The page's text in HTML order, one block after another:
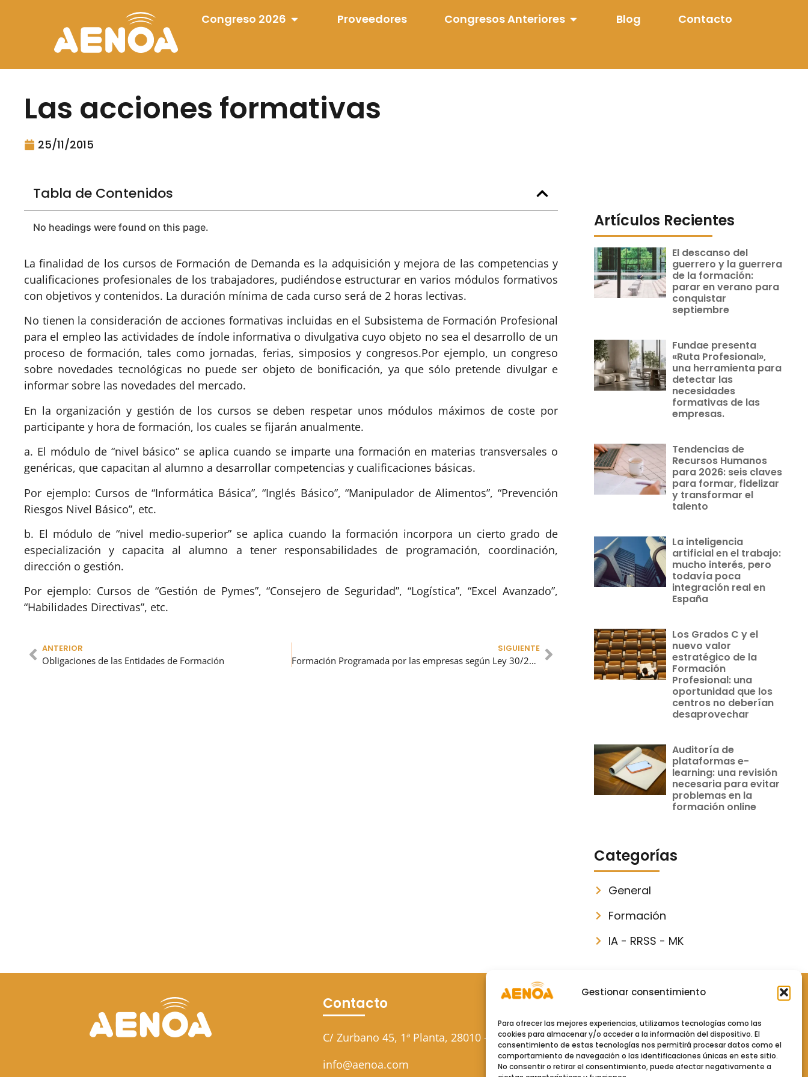
Gestionar consentimiento
Para ofrecer las mejores experiencias, utilizamos tecnologías como las
cookies para almacenar y/o acceder a la información del dispositivo. El
consentimiento de estas tecnologías nos permitirá procesar datos como el
comportamiento de navegación o las identificaciones únicas en este sitio.
No consentir o retirar el consentimiento, puede afectar negativamente a
Congreso 2026 Proveedores Congresos Anteriores Blog Contacto
Las acciones formativas
25/11/2015
Tabla de Contenidos
No headings were found on this page.
La finalidad de los cursos de Formación de Demanda es la adquisición y mejora de las competencias y
cualificaciones profesionales de los trabajadores, pudiéndose estructurar en varios módulos formativos
con objetivos y contenidos. La duración mínima de cada curso será de 2 horas lectivas.
No tienen la consideración de acciones formativas incluidas en el Subsistema de Formación Profesional
para el empleo las actividades de índole informativa o divulgativa cuyo objeto no sea el desarrollo de un
proceso de formación, tales como jornadas, ferias, simposios y congresos.Por ejemplo, un congreso
sobre novedades tecnológicas no puede ser objeto de bonificación, ya que sólo pretende divulgar e
informar sobre las novedades del mercado.
En la organización y gestión de los cursos se deben respetar unos módulos máximos de coste por
participante y hora de formación, los cuales se fijarán anualmente.
a. El módulo de “nivel básico” se aplica cuando se imparte una formación en materias transversales o
genéricas, que capacitan al alumno a desarrollar competencias y cualificaciones básicas.
Por ejemplo: Cursos de “Informática Básica”, “Inglés Básico”, “Manipulador de Alimentos”, “Prevención
Riesgos Nivel Básico”, etc.
b. El módulo de “nivel medio-superior” se aplica cuando la formación incorpora un cierto grado de
especialización y capacita al alumno a tener responsabilidades de programación, coordinación,
dirección o gestión.
Por ejemplo: Cursos de “Gestión de Pymes”, “Consejero de Seguridad”, “Logística”, “Excel Avanzado”,
“Habilidades Directivas”, etc.
ANTERIOR
Obligaciones de las Entidades de Formación
SIGUIENTE
Formación Programada por las empresas según Ley 30/2015
Artículos Recientes
El descanso del
guerrero y la guerrera
de la formación:
parar en verano para
conquistar
septiembre
Fundae presenta
«Ruta Profesional»,
una herramienta para
detectar las
necesidades
formativas de las
empresas.
Tendencias de
Recursos Humanos
para 2026: seis claves
para formar, fidelizar
y transformar el
talento
La inteligencia
artificial en el trabajo:
mucho interés, pero
todavía poca
integración real en
España
Los Grados C y el
nuevo valor
estratégico de la
Formación
Profesional: una
oportunidad que los
centros no deberían
desaprovechar
Auditoría de
plataformas e-
learning: una revisión
necesaria para evitar
problemas en la
formación online
Categorías
General
Formación
IA - RRSS - MK
Contacto
C/ Zurbano 45, 1ª Planta, 28010 – Madrid
info@aenoa.com
Política de Privacidad
Aviso Legal